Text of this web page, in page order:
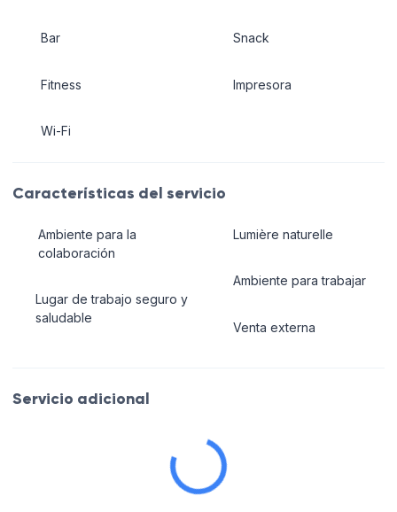
Bar
Fitness
Wi-Fi
Snack
Impresora
Características del servicio
Ambiente para la
colaboración
Lugar de trabajo seguro y
saludable
Lumière naturelle
Ambiente para trabajar
Venta externa
Servicio adicional